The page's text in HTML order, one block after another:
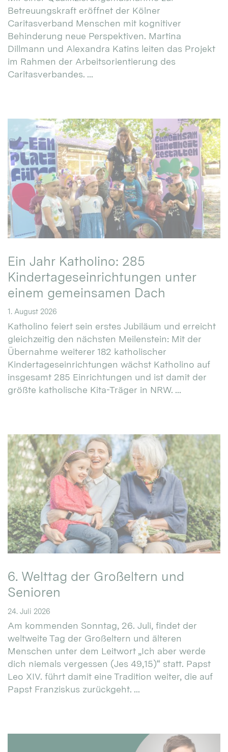
Betreuungskraft eröffnet der Kölner
Caritasverband Menschen mit kognitiver
Behinderung neue Perspektiven. Martina
Dillmann und Alexandra Katins leiten das Projekt
im Rahmen der Arbeitsorientierung des
Caritasverbandes. ...
Ein Jahr Katholino: 285
Kindertageseinrichtungen unter
einem gemeinsamen Dach
1. August 2026
Katholino feiert sein erstes Jubiläum und erreicht
gleichzeitig den nächsten Meilenstein: Mit der
Übernahme weiterer 182 katholischer
Kindertageseinrichtungen wächst Katholino auf
insgesamt 285 Einrichtungen und ist damit der
größte katholische Kita-Träger in NRW. ...
6. Welttag der Großeltern und
Senioren
24. Juli 2026
Am kommenden Sonntag, 26. Juli, findet der
weltweite Tag der Großeltern und älteren
Menschen unter dem Leitwort „Ich aber werde
dich niemals vergessen (Jes 49,15)“ statt. Papst
Leo XIV. führt damit eine Tradition weiter, die auf
Papst Franziskus zurückgeht. ...